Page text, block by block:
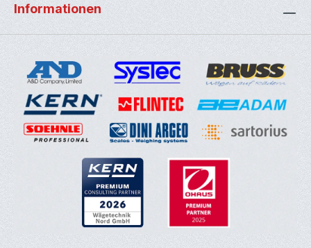
Informationen